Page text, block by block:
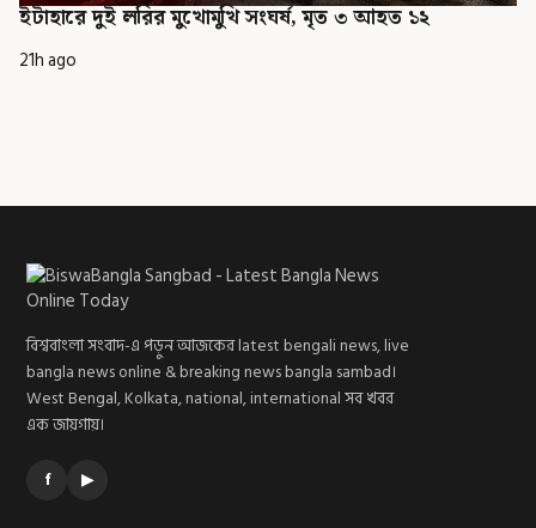
ইটাহারে দুই লরির মুখোমুখি সংঘর্ষ, মৃত ৩ আহত ১২
21h ago
বিশ্ববাংলা সংবাদ-এ পড়ুন আজকের latest bengali news, live
bangla news online & breaking news bangla sambad।
West Bengal, Kolkata, national, international সব খবর
এক জায়গায়।
f ▶